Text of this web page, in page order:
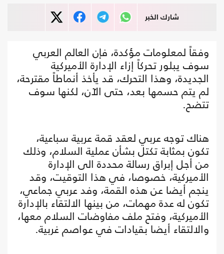
شارك الخبر
وفقاً لمعلومات مؤكدة، فإن العالم العربي
سوف يبلور تحركاً إزاء الإدارة الأميركية
الجديدة، وهذا التحرك، قد يأخذ أنماطاً مقترحة،
لم يتم حسمها بعد، حتى الآن، لكنها سوف
تتضح.
هناك توجه عربي لعقد قمة عربية سباعية،
تكون بمثابة تكتل بشأن عملية السلام، وذلك
من أجل إبراق رسالة محددة الى الإدارة
الأميركية، خصوصا، في هذا التوقيت، وقد
ينجم أيضا عن هذه القمة، وفد عربي جماعي،
تكون له عدة مهمات، من بينها الالتقاء بالإدارة
الأميركية، وفتح ملف مفاوضات السلام معها،
والالتقاء أيضا بقيادات في عواصم غربية.